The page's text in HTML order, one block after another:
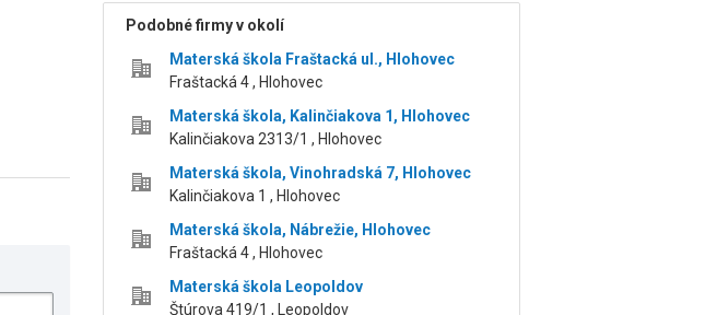
Podobné firmy v okolí
Materská škola Fraštacká ul., Hlohovec
Fraštacká 4 , Hlohovec
Materská škola, Kalinčiakova 1, Hlohovec
Kalinčiakova 2313/1 , Hlohovec
Materská škola, Vinohradská 7, Hlohovec
Kalinčiakova 1 , Hlohovec
Materská škola, Nábrežie, Hlohovec
Fraštacká 4 , Hlohovec
Materská škola Leopoldov
Štúrova 419/1 , Leopoldov